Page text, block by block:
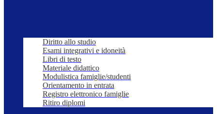
Diritto allo studio
Esami integrativi e idoneità
Libri di testo
Materiale didattico
Modulistica famiglie/studenti
Orientamento in entrata
Registro elettronico famiglie
Ritiro diplomi